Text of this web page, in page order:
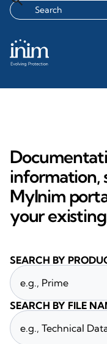
information,
MyInim
your
SEARCH BY
SEARCH BY FILE